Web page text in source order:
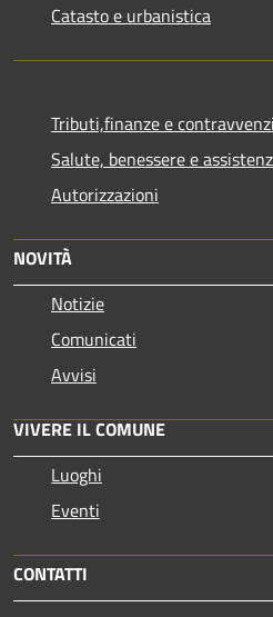
Catasto e urbanistica
Tributi,finanze e
Salute, benessere e
Autorizzazioni
NOVITÀ
Notizie
Comunicati
Avvisi
VIVERE IL COMUNE
Luoghi
Eventi
CONTATTI